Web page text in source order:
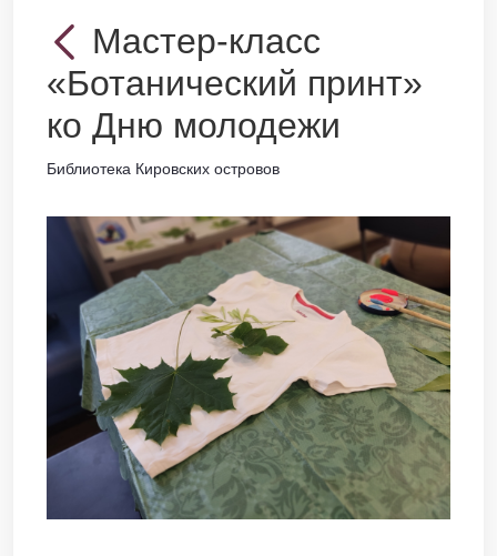
Мастер-класс
«Ботанический принт»
ко Дню молодежи
Библиотека Кировских островов